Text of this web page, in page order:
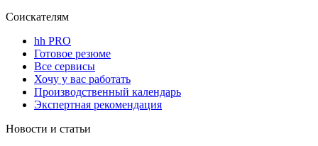
Соискателям
hh PRO
Готовое резюме
Все сервисы
Хочу у вас работать
Производственный календарь
Экспертная рекомендация
Новости и статьи